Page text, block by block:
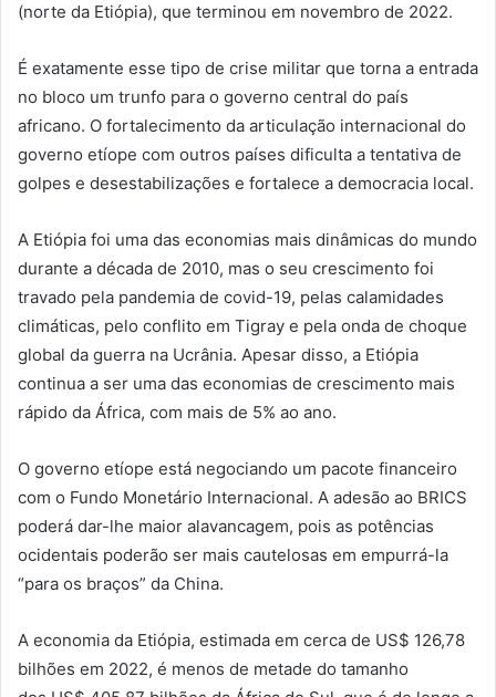
(norte da Etiópia), que terminou em novembro de 2022.
É exatamente esse tipo de crise militar que torna a entrada
no bloco um trunfo para o governo central do país
africano. O fortalecimento da articulação internacional do
governo etíope com outros países dificulta a tentativa de
golpes e desestabilizações e fortalece a democracia local.
A Etiópia foi uma das economias mais dinâmicas do mundo
durante a década de 2010, mas o seu crescimento foi
travado pela pandemia de covid-19, pelas calamidades
climáticas, pelo conflito em Tigray e pela onda de choque
global da guerra na Ucrânia. Apesar disso, a Etiópia
continua a ser uma das economias de crescimento mais
rápido da África, com mais de 5% ao ano.
O governo etíope está negociando um pacote financeiro
com o Fundo Monetário Internacional. A adesão ao BRICS
poderá dar-lhe maior alavancagem, pois as potências
ocidentais poderão ser mais cautelosas em empurrá-la
“para os braços” da China.
A economia da Etiópia, estimada em cerca de US$ 126,78
bilhões em 2022, é menos de metade do tamanho